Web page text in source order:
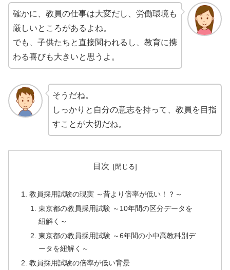
確かに、教員の仕事は大変だし、労働環境も
厳しいところがあるよね。
でも、子供たちと直接関われるし、教育に携
わる喜びも大きいと思うよ。
そうだね。
しっかりと自分の意志を持って、教員を目指
すことが大切だね。
目次
教員採用試験の現実 ～昔より倍率が低い！？～
東京都の教員採用試験 ～10年間の区分データを
紐解く～
東京都の教員採用試験 ～6年間の小中高教科別デ
ータを紐解く～
教員採用試験の倍率が低い背景